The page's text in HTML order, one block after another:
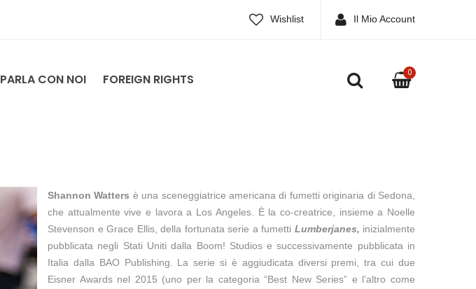
Wishlist Il Mio Account
PARLA CON NOI FOREIGN RIGHTS 0
Shannon Watters è una sceneggiatrice americana di fumetti originaria di Sedona,
che attualmente vive e lavora a Los Angeles. È la co-creatrice, insieme a Noelle
Stevenson e Grace Ellis, della fortunata serie a fumetti Lumberjanes, inizialmente
pubblicata negli Stati Uniti dalla Boom! Studios e successivamente pubblicata in
Italia dalla BAO Publishing. La serie si è aggiudicata diversi premi, tra cui due
Eisner Awards nel 2015 (uno per la categoria “Best New Series” e l’altro come